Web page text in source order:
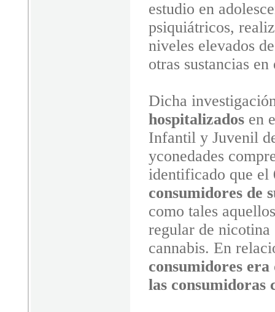
estudio en
psiquiátricos,
niveles elevados
otras sustancias
Dicha
hospitalizados en
Infantil y Juvenil
yconedades
identificado que el
consumidores de
como tales
regular de
cannabis. En
consumidores
las consumidoras